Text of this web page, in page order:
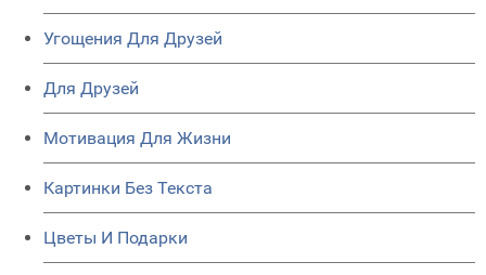
Угощения Для Друзей
Для Друзей
Мотивация Для Жизни
Картинки Без Текста
Цветы И Подарки